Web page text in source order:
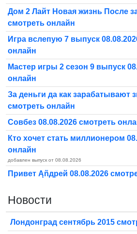
Дом 2 Лайт Новая жизнь После
смотреть онлайн
Игра вслепую 7 выпуск
онлайн
Мастер игры 2 сезон 9 выпуск
онлайн
За деньги да как зарабатывают
смотреть онлайн
Совбез 08.08.2026 смотреть
Кто хочет стать миллионером
онлайн
добавлен выпуск от 08.08.2026
Привет Ąñдpей 08.08.2026
Новости
Лондонград сентябрь 2015